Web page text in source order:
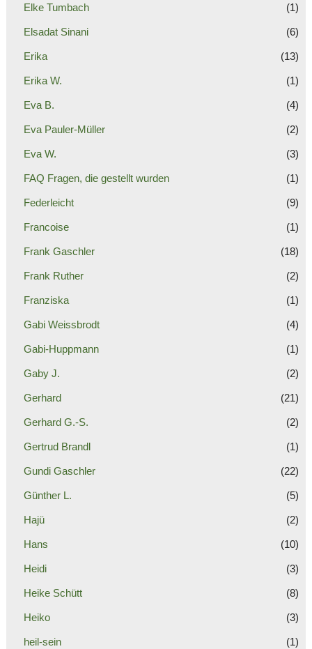
Elke Tumbach (1)
Elsadat Sinani (6)
Erika (13)
Erika W. (1)
Eva B. (4)
Eva Pauler-Müller (2)
Eva W. (3)
FAQ Fragen, die gestellt wurden (1)
Federleicht (9)
Francoise (1)
Frank Gaschler (18)
Frank Ruther (2)
Franziska (1)
Gabi Weissbrodt (4)
Gabi-Huppmann (1)
Gaby J. (2)
Gerhard (21)
Gerhard G.-S. (2)
Gertrud Brandl (1)
Gundi Gaschler (22)
Günther L. (5)
Hajü (2)
Hans (10)
Heidi (3)
Heike Schütt (8)
Heiko (3)
heil-sein (1)